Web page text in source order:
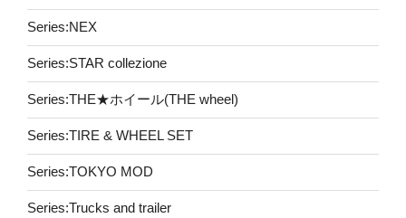
Series:NEX
Series:STAR collezione
Series:THE★ホイール(THE wheel)
Series:TIRE & WHEEL SET
Series:TOKYO MOD
Series:Trucks and trailer